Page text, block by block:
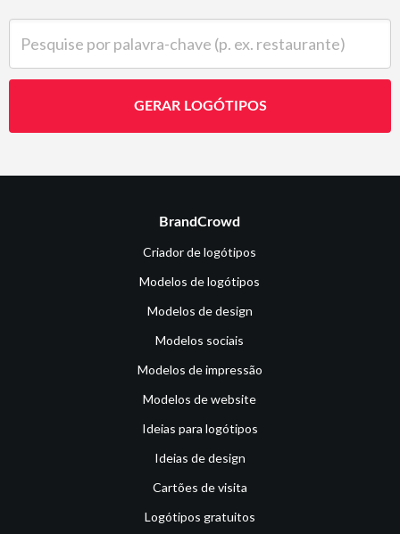
GERAR LOGÓTIPOS
BrandCrowd
Criador de logótipos
Modelos de logótipos
Modelos de design
Modelos sociais
Modelos de impressão
Modelos de website
Ideias para logótipos
Ideias de design
Cartões de visita
Logótipos gratuitos